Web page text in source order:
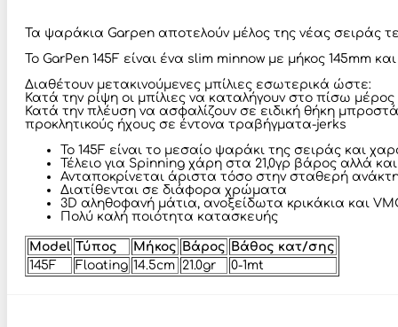
Τα ψαράκια Garpen αποτελούν μέλος της νέας σειράς
Το GarPen 145F είναι ένα slim minnow με μήκος 145mm
Διαθέτουν μετακινούμενες μπίλιες εσωτερικά ώστε:
Κατά την ρίψη οι μπίλιες να καταλήγουν στο πίσω
Κατά την πλέυση να ασφαλίζουν σε ειδική θήκη
προκλητικούς ήχους σε έντονα τραβήγματα-jerks
Το 145F είναι το μεσαίο ψαράκι της σειράς και
Τέλειο για Spinning χάρη στα 21,0γρ βάρος αλλά
Ανταποκρίνεται άριστα τόσο στην σταθερή
Διατίθενται σε διάφορα χρώματα
3D αληθοφανή μάτια, ανοξείδωτα κρικάκια και
Πολύ καλή ποιότητα κατασκευής
Model Τύπος Μήκος Βάρος Βάθος κατ/σης
145F
Floating 14.5cm 21.0gr 0-1mt